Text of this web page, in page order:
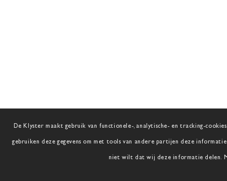
De Klyster maakt gebruik van functionele-, analytische- en tracking-
gebruiken deze gegevens om met tools van andere partijen deze
niet wilt dat wij deze informatie delen.